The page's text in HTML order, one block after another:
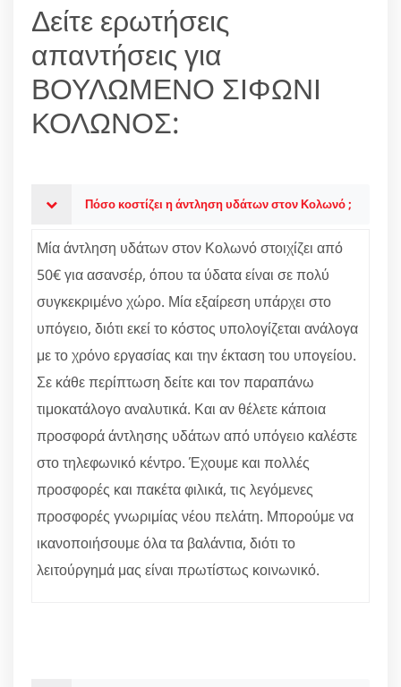
Δείτε ερωτήσεις
απαντήσεις για
ΒΟΥΛΩΜΕΝΟ ΣΙΦΩΝΙ
ΚΟΛΩΝΟΣ:
Πόσο κοστίζει η άντληση υδάτων στον Κολωνό ;
Μία άντληση υδάτων στον Κολωνό στοιχίζει από
50€ για ασανσέρ, όπου τα ύδατα είναι σε πολύ
συγκεκριμένο χώρο. Μία εξαίρεση υπάρχει στο
υπόγειο, διότι εκεί το κόστος υπολογίζεται ανάλογα
με το χρόνο εργασίας και την έκταση του υπογείου.
Σε κάθε περίπτωση δείτε και τον παραπάνω
τιμοκατάλογο αναλυτικά. Και αν θέλετε κάποια
προσφορά άντλησης υδάτων από υπόγειο καλέστε
στο τηλεφωνικό κέντρο. Έχουμε και πολλές
προσφορές και πακέτα φιλικά, τις λεγόμενες
προσφορές γνωριμίας νέου πελάτη. Μπορούμε να
ικανοποιήσουμε όλα τα βαλάντια, διότι το
λειτούργημά μας είναι πρωτίστως κοινωνικό.